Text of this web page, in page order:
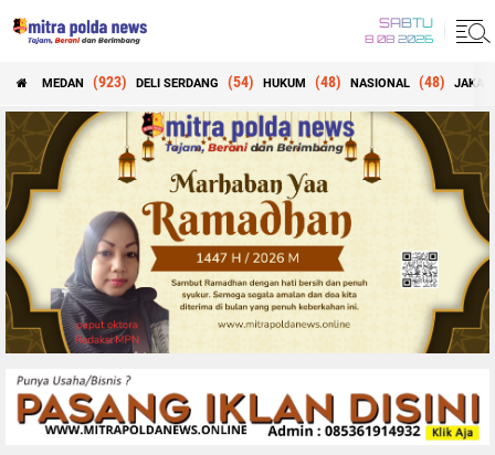
SABTU
8 08 2026
MEDAN (923) DELI SERDANG (54) HUKUM (48) NASIONAL (48)